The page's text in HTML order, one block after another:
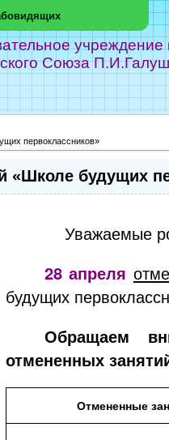
учреждение
Союза
первоклассников»
«Школе будущих
Уважаемые
28 апреля
будущих
Обращаем
отмененных
Отмененные